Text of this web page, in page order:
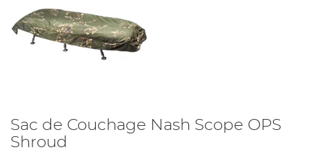
Sac de Couchage Nash Scope OPS
Shroud